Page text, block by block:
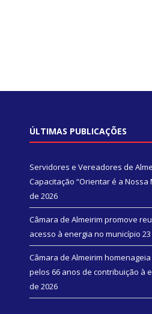
ÚLTIMAS PUBLICAÇÕES
Servidores e Vereadores de
Capacitação “Orientar é a Nossa
de 2026
Câmara de Almeirim promove
acesso à energia no município
Câmara de Almeirim
pelos 66 anos de contribuição à
de 2026